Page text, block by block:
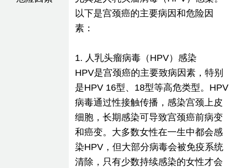
以下是宫颈癌的主要病因和危险因
素：
1. 人乳头瘤病毒（HPV）感染
HPV是宫颈癌的主要致病因素，特别
是HPV 16型、18型等高危类型。HPV
病毒通过性接触传播，感染宫颈上皮
细胞，长期感染可导致宫颈癌前病变
和癌变。大多数女性在一生中都会感
染HPV，但大部分病毒会被免疫系统
清除，只有少数持续感染的女性才会